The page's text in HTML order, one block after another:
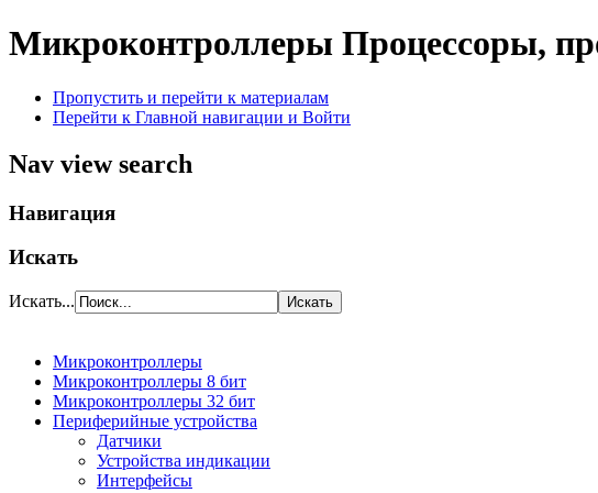
Микроконтроллеры Процессоры,
Пропустить и перейти к материалам
Перейти к Главной навигации и Войти
Nav view search
Навигация
Искать
Искать...
Микроконтроллеры
Микроконтроллеры 8 бит
Микроконтроллеры 32 бит
Периферийные устройства
Датчики
Устройства индикации
Интерфейсы